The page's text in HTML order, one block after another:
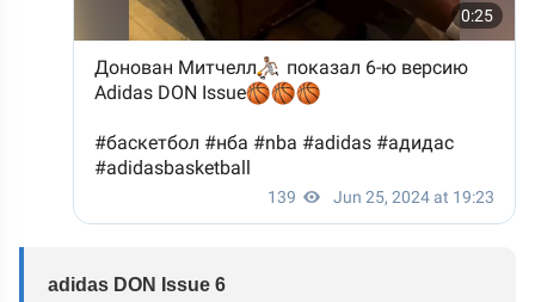
adidas DON Issue 6